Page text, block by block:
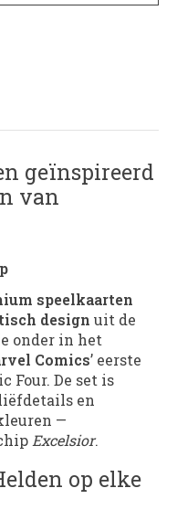
geïnspireerd
van
speelkaarten
design uit de
onder in het
Comics’ eerste
Four. De set is
en
—
Excelsior.
op elke